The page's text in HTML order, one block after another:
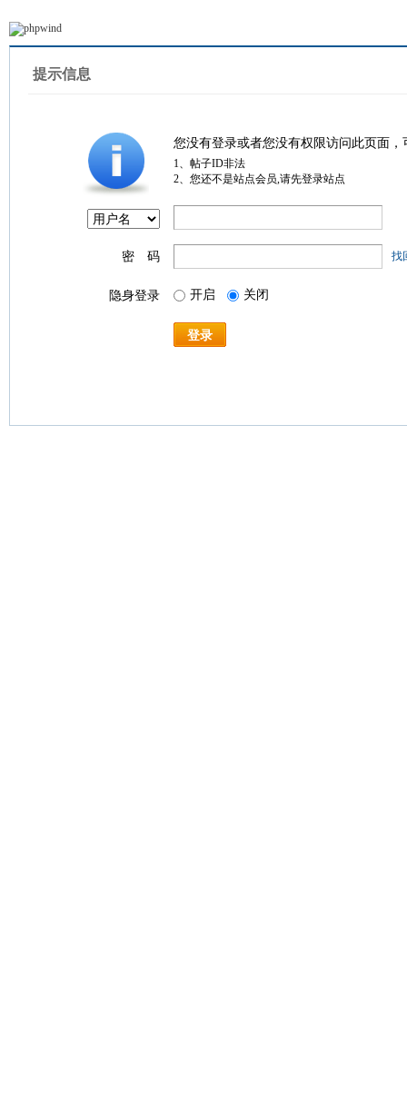
提示信息
您没有登录或者您没有权限访问此页面
1、帖子ID非法
2、您还不是站点会员,请先登录站点
密 码 找
隐身登录 开启 关闭
登录